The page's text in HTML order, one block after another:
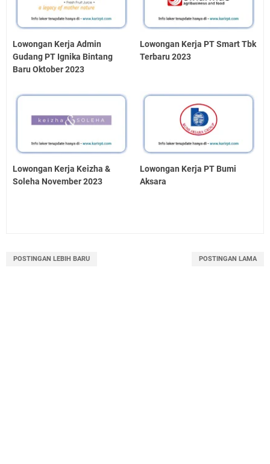
Lowongan Kerja Admin
Gudang PT Ignika Bintang
Baru Oktober 2023
Lowongan Kerja PT Smart Tbk
Terbaru 2023
Lowongan Kerja Keizha &
Soleha November 2023
Lowongan Kerja PT Bumi
Aksara
POSTINGAN LEBIH BARU POSTINGAN LAMA